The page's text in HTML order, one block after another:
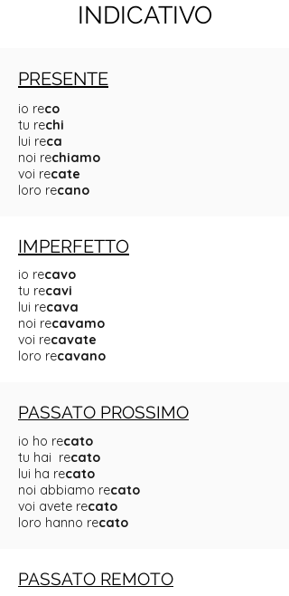
INDICATIVO
PRESENTE
io reco
tu rechi
lui reca
noi rechiamo
voi recate
loro recano
IMPERFETTO
io recavo
tu recavi
lui recava
noi recavamo
voi recavate
loro recavano
PASSATO PROSSIMO
io ho recato
tu hai recato
lui ha recato
noi abbiamo recato
voi avete recato
loro hanno recato
PASSATO REMOTO